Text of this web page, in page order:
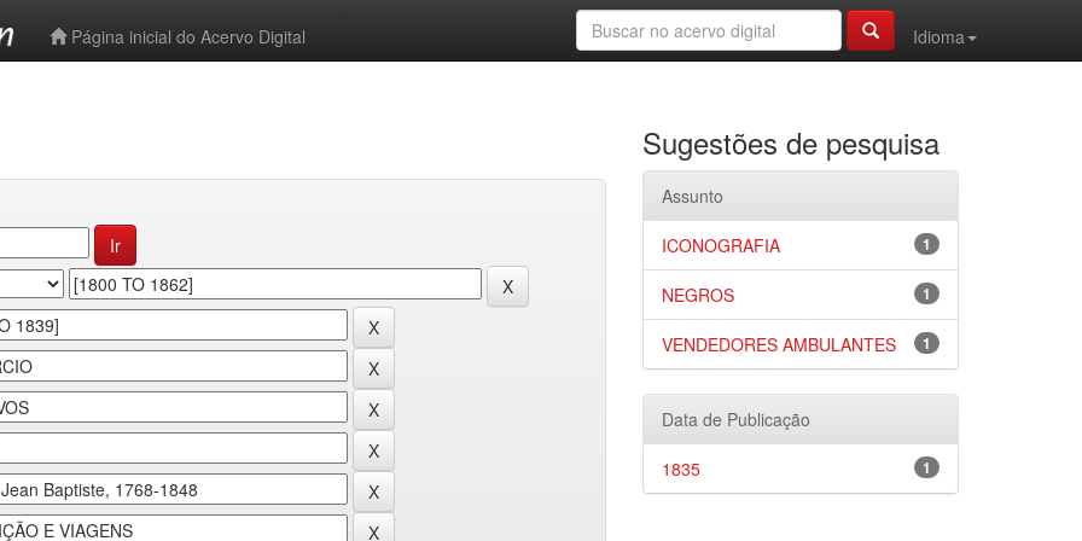
Página inicial do Acervo Digital
Idioma
Sugestões de pesquisa
Assunto
1
ICONOGRAFIA
1
NEGROS
1
VENDEDORES AMBULANTES
Data de Publicação
1
1835